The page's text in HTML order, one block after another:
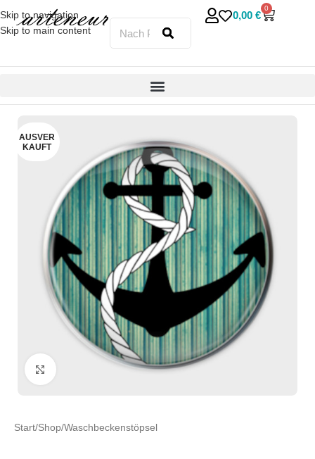
Skip to navigation
Skip to main content
0,00 €
0
Click to enlarge
Start/Shop/Waschbeckenstöpsel